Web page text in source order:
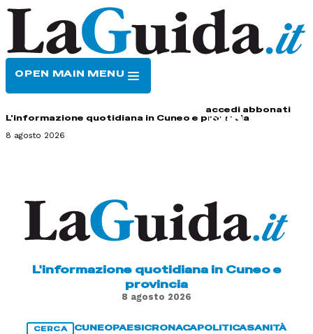
OPEN MAIN MENU
accedi abbonati
L'informazione quotidiana in Cuneo e provincia
8 agosto 2026
L'informazione quotidiana in Cuneo e
provincia
8 agosto 2026
CERCA CUNEOPAESICRONACAPOLITICASANITÀ